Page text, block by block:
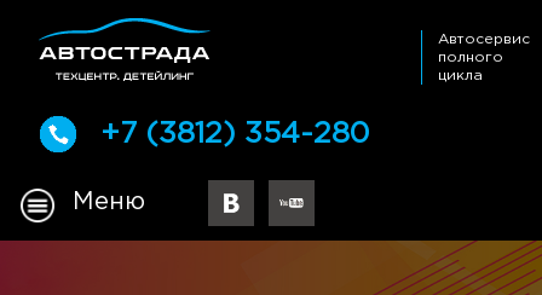
+7 (3812) 354-280
Автосервис
полного
цикла
Меню